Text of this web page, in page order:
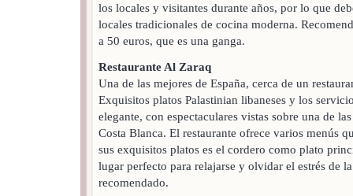
los locales y visitantes durante años, por lo que
locales tradicionales de cocina moderna.
a 50 euros, que es una ganga.
Restaurante Al Zaraq
Una de las mejores de España, cerca de un
Exquisitos platos Palastinian libaneses y los
elegante, con espectaculares vistas sobre una de
Costa Blanca. El restaurante ofrece varios menús
sus exquisitos platos es el cordero como plato
lugar perfecto para relajarse y olvidar el estrés de
recomendado.